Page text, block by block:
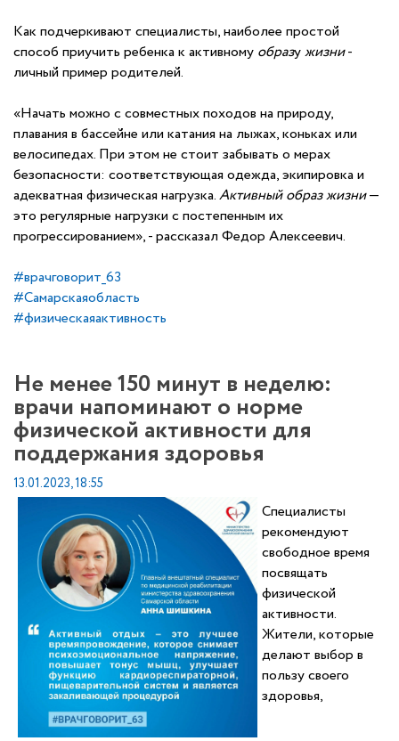
Как подчеркивают специалисты, наиболее простой
способ приучить ребенка к активному образужизни-
личный пример родителей.
«Начать можно с совместных походов на природу,
плавания в бассейне или катания на лыжах, коньках или
велосипедах. При этом не стоит забывать о мерах
безопасности: соответствующая одежда, экипировка и
адекватная физическая нагрузка.Активный образжизни—
это регулярные нагрузки с постепенным их
прогрессированием», - рассказал Федор Алексеевич.
#врачговорит_63
#Самарскаяобласть
#физическаяактивность
Не менее 150 минут в неделю:
врачи напоминают о норме
физической активности для
поддержания здоровья
13.01.2023, 18:55
Специалисты
рекомендуют
свободное время
посвящать
физической
активности.
Жители, которые
делают выбор в
пользу своего
здоровья,